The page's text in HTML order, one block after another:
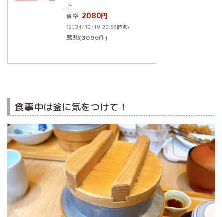
ト
価格: 2080円
(2024/12/19 23:36時点)
感想(3096件)
食事中は釜に気をつけて！